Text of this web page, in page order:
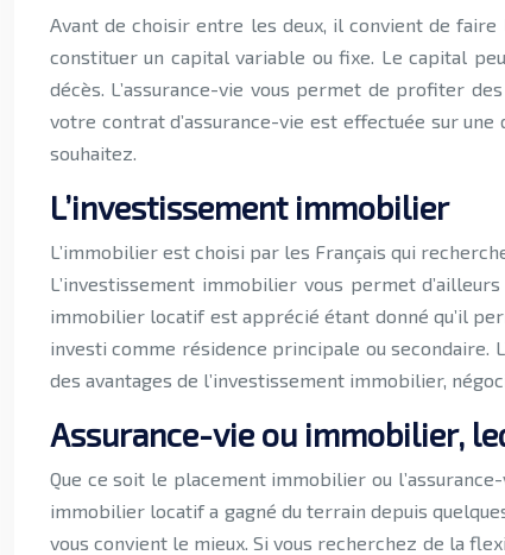
Avant de choisir entre les deux, il convient de
constituer un capital variable ou fixe. Le capital
décès. L’assurance-vie vous permet de profiter
votre contrat d’assurance-vie est effectuée sur
souhaitez.
L’investissement immobilier
L’immobilier est choisi par les Français qui
L’investissement immobilier vous permet
immobilier locatif est apprécié étant donné qu’il
investi comme résidence principale ou
des avantages de l’investissement immobilier,
Assurance-vie ou immobilier,
Que ce soit le placement immobilier ou
immobilier locatif a gagné du terrain depuis
vous convient le mieux. Si vous recherchez de la